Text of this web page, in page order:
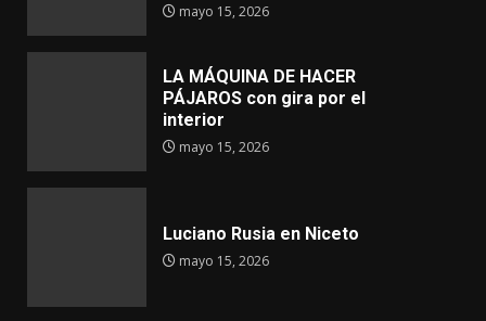
mayo 15, 2026
LA MÁQUINA DE HACER
PÁJAROS con gira por el
interior
mayo 15, 2026
Luciano Rusia en Niceto
mayo 15, 2026